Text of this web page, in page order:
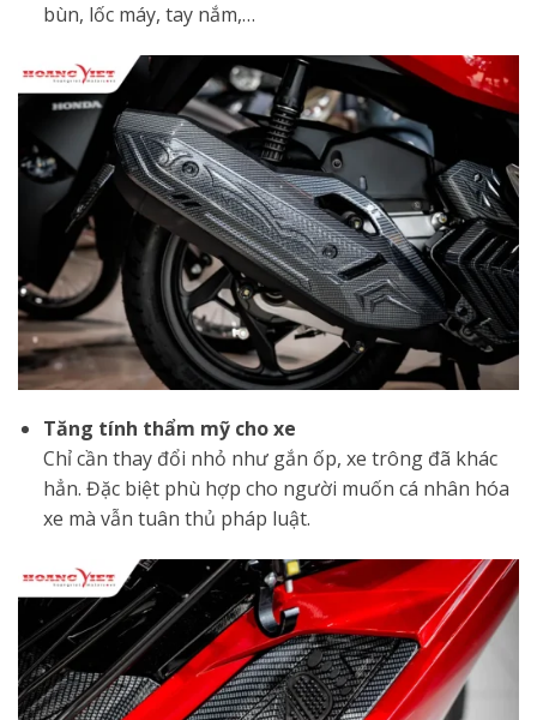
bùn, lốc máy, tay nắm,…
Tăng tính thẩm mỹ cho xe
Chỉ cần thay đổi nhỏ như gắn ốp, xe trông đã khác
hẳn. Đặc biệt phù hợp cho người muốn cá nhân hóa
xe mà vẫn tuân thủ pháp luật.